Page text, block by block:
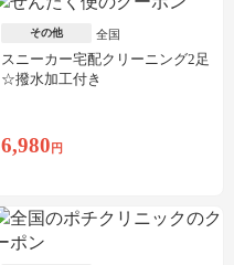
その他 全国
スニーカー宅配クリーニング2足
☆撥水加工付き
6,980 円